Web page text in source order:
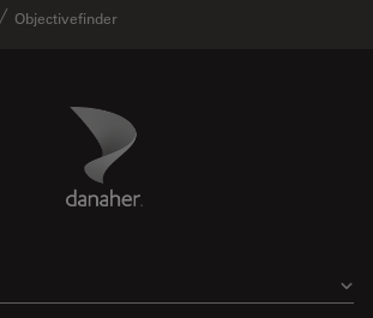
Objectivefinder
Danaher Logo